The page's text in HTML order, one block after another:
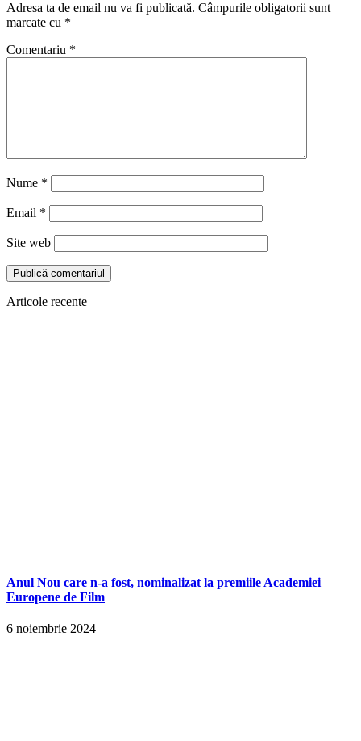
Adresa ta de email nu va fi publicată. Câmpurile obligatorii sunt
marcate cu *
Comentariu *
Nume *
Email *
Site web
Articole recente
Anul Nou care n-a fost, nominalizat la premiile Academiei
Europene de Film
6 noiembrie 2024